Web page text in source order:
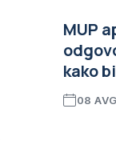
MUP
kako
08